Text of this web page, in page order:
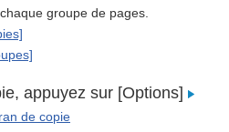
groupe de pages.
appuyez sur [Options]
de copie